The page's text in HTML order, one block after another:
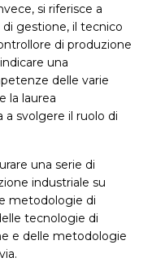
si riferisce a
gestione, il tecnico
di produzione
una
delle varie
la laurea
a svolgere il ruolo di
una serie di
industriale su
metodologie di
tecnologie di
e delle metodologie